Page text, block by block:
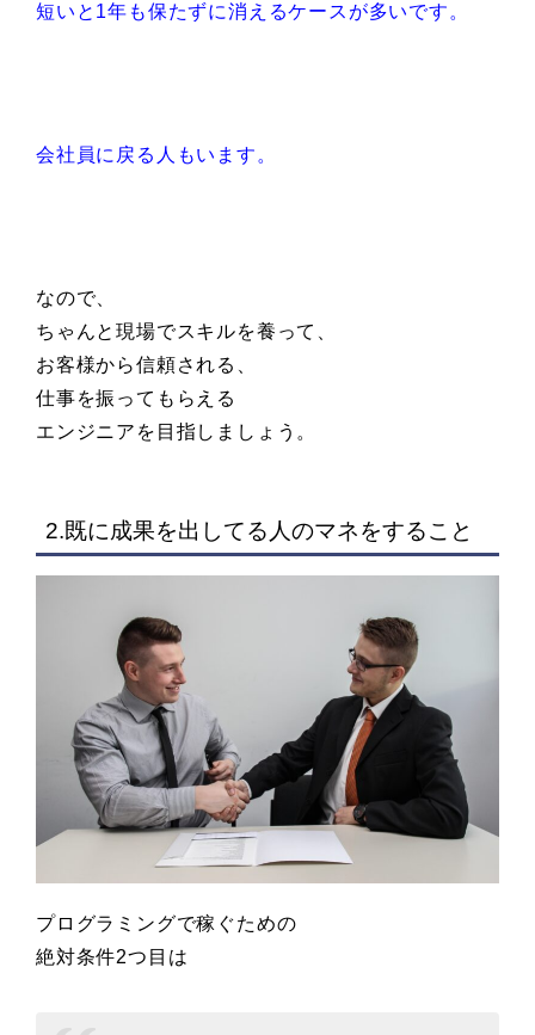
短いと1年も保たずに消えるケースが多いです。
会社員に戻る人もいます。
なので、
ちゃんと現場でスキルを養って、
お客様から信頼される、
仕事を振ってもらえる
エンジニアを目指しましょう。
2.既に成果を出してる人のマネをすること
プログラミングで稼ぐための
絶対条件2つ目は